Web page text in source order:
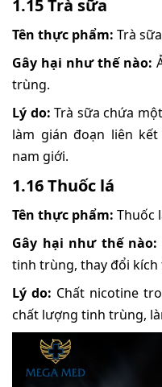
1.15 Trà sữa
Tên thực phẩm: Trà
Gây hại như thế nào:
trùng.
Lý do:Trà sữa chứa
làm gián đoạn liên
nam giới.
1.16 Thuốc lá
Tên thực phẩm: Thuốc
Gây hại như thế nào:
tinh trùng, thay đổi kích
Lý do: Chất nicotine
chất lượng tinh trùng,